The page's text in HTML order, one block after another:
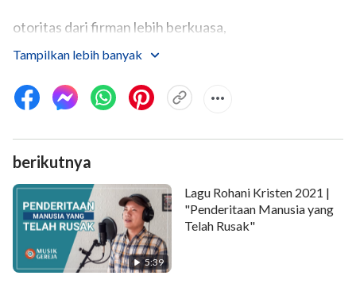
otoritas dari firman lebih berkuasa,
m'lebihi tanda dan mukjizat.
Tunjukkan watak rusak manusia.
tapi saat firman menyingkapkannya di hadapanmu,
kau 'kan m'nemukan dan tak menyangkalnya,
dan kau 'kan s'penuhnya diyakinkan.
Bukankah ini otoritas firman?
Tampilkan lebih banyak
berikutnya
5:39
Lagu Rohani Kristen 2021 |
"Penderitaan Manusia yang
Telah Rusak"